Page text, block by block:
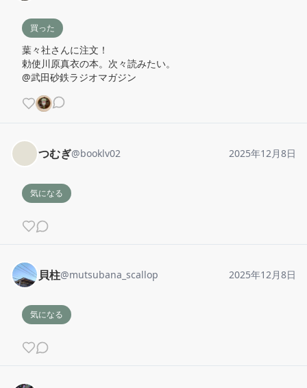
買った
葉々社さんに注文！
勅使川原真衣の本。次々読みたい。
@武田砂鉄ラジオマガジン
つむぎ@booklv02 2025年12月8日
気になる
貝柱@mutsubana_scallop 2025年12月8日
気になる